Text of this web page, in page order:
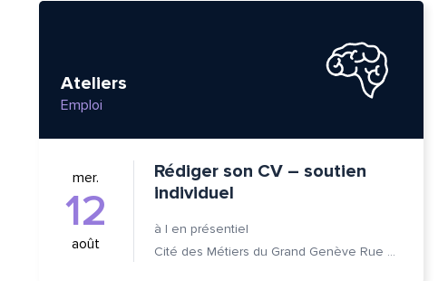
Ateliers
Emploi
mer.
12
août
Rédiger son CV – soutien
individuel
à | en présentiel
Cité des Métiers du Grand Genève Rue Prévost-Martin 6 1205 Genève
Quelle est la pertinence de cette